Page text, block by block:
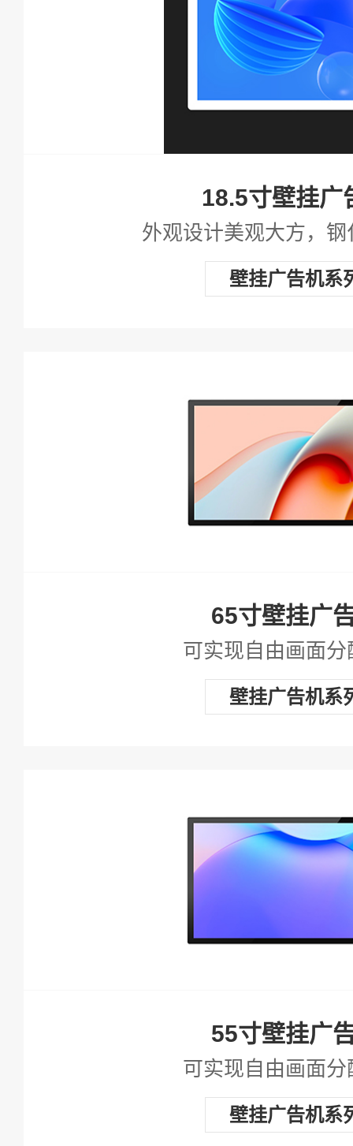
查看详情
18.5寸壁挂广
外观设计美观大方，
壁挂广告机系
查看详情
65寸壁挂广
可实现自由画面分
壁挂广告机系
55寸壁挂广
可实现自由画面分
壁挂广告机系